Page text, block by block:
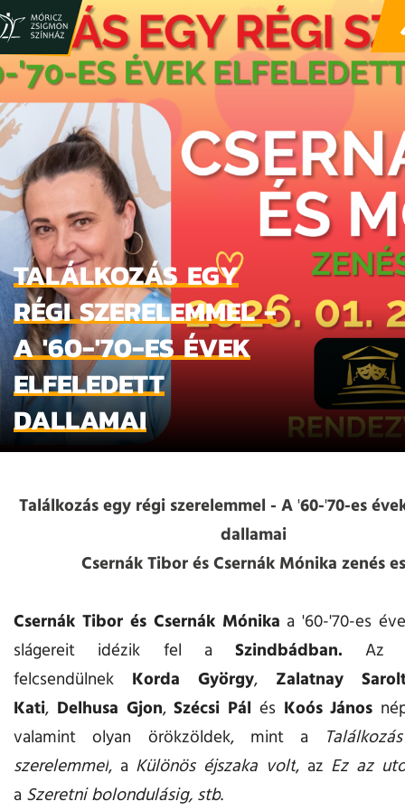
TALÁLKOZÁS EGY
RÉGI SZERELEMMEL -
A '60-'70-ES ÉVEK
ELFELEDETT
DALLAMAI
Találkozás egy régi szerelemmel - A'60-'70-es
dallamai
Csernák Tibor és Csernák Mónika zenés
Csernák Tibor és Csernák Mónika a '60-'70-es
slágereit idézik fel aSzindbádban. Az
felcsendülnek Korda György, Zalatnay
Kati, Delhusa Gjon,Szécsi Pál és Koós János
valamint olyan örökzöldek, mint a
szerelemmel, a Különös éjszaka volt, az Ez az
a Szeretni bolondulásig, stb.